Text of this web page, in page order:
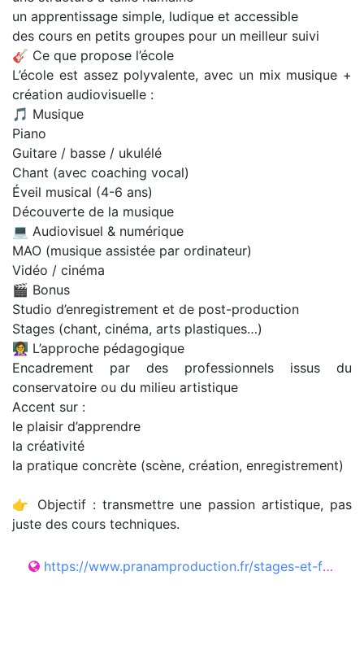
un apprentissage simple, ludique et accessible
des cours en petits groupes pour un meilleur suivi
🎸 Ce que propose l’école
L’école est assez polyvalente, avec un mix musique +
création audiovisuelle :
🎵 Musique
Piano
Guitare / basse / ukulélé
Chant (avec coaching vocal)
Éveil musical (4-6 ans)
Découverte de la musique
💻 Audiovisuel & numérique
MAO (musique assistée par ordinateur)
Vidéo / cinéma
🎬 Bonus
Studio d’enregistrement et de post-production
Stages (chant, cinéma, arts plastiques…)
👩‍🏫 L’approche pédagogique
Encadrement par des professionnels issus du
conservatoire ou du milieu artistique
Accent sur :
le plaisir d’apprendre
la créativité
la pratique concrète (scène, création, enregistrement)
👉 Objectif : transmettre une passion artistique, pas
juste des cours techniques.
https://www.pranamproduction.fr/stages-et-formations/ecole-de-musique/